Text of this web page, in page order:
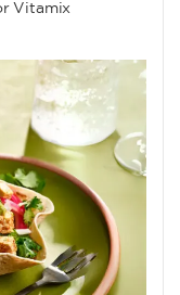
Vitamix